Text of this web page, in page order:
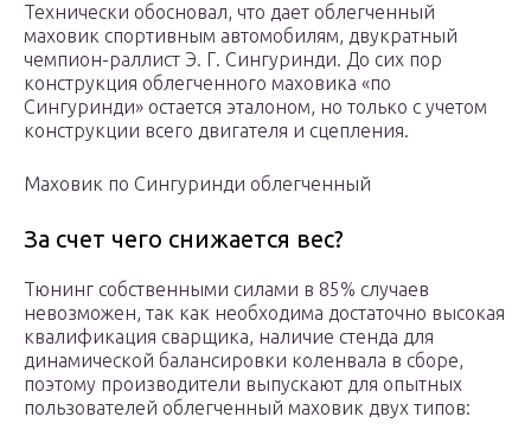
Технически обосновал, что дает облегченный
маховик спортивным автомобилям, двукратный
чемпион-раллист Э. Г. Сингуринди. До сих пор
конструкция облегченного маховика «по
Сингуринди» остается эталоном, но только с учетом
конструкции всего двигателя и сцепления.
Маховик по Сингуринди облегченный
За счет чего снижается вес?
Тюнинг собственными силами в 85% случаев
невозможен, так как необходима достаточно высокая
квалификация сварщика, наличие стенда для
динамической балансировки коленвала в сборе,
поэтому производители выпускают для опытных
пользователей облегченный маховик двух типов: